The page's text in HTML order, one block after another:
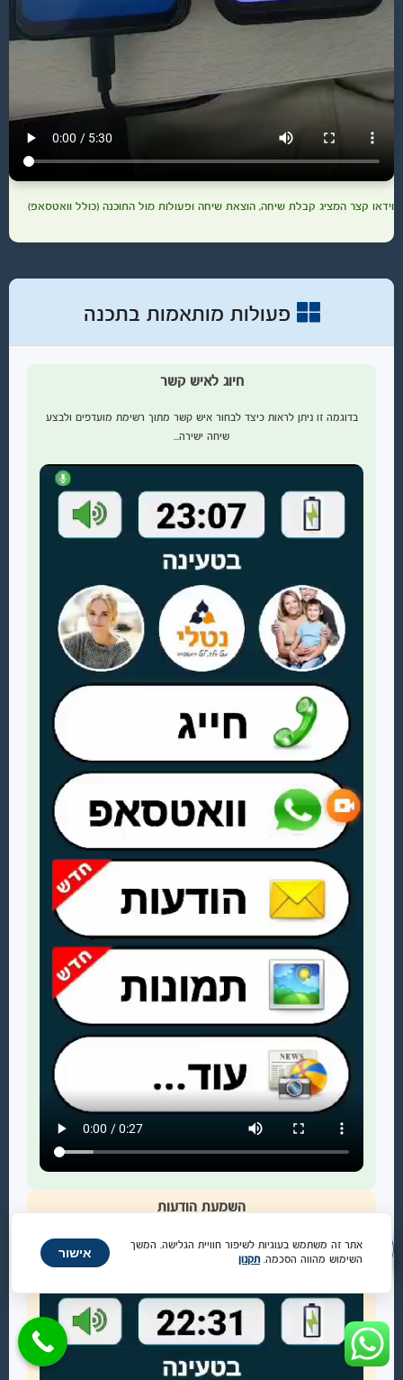
וידאו קצר המציג קבלת שיחה, הוצאת שיחה ופעולות מול התוכנה (כולל וואטסאפ)
פעולות מותאמות בתכנה
חיוג לאיש קשר
בדוגמה זו ניתן לראות כיצד לבחור איש קשר מתוך רשימת מועדפים ולבצע
שיחה ישירה...
השמעת הודעות
דוגמה להקראת הודעה מתוך מרכז ההודעות בלחיצה פשוטה...
אתר זה משתמש בעוגיות לשיפור חוויית הגלישה. המשך
השימוש מהווה הסכמה. תקנון אישור